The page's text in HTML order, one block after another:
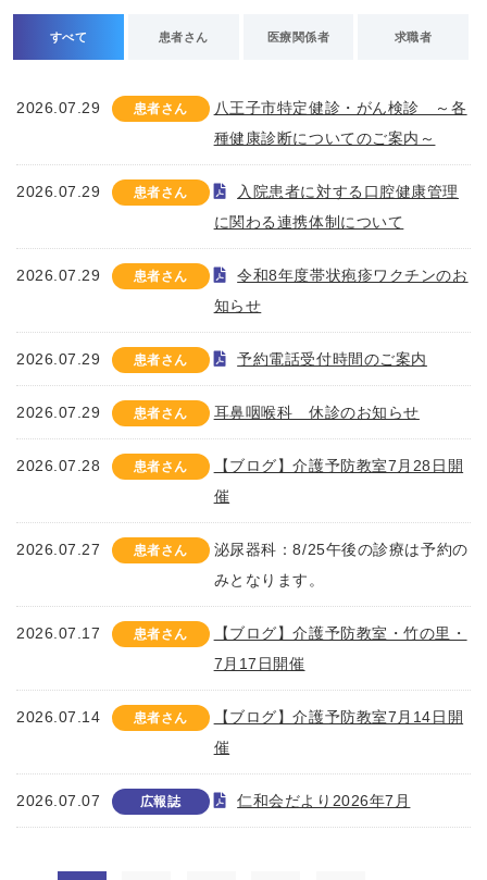
すべて 患者さん 医療関係者 求職者
2026.07.29 患者さん
八王子市特定健診・がん検診 ～各
種健康診断についてのご案内～
2026.07.29 患者さん
入院患者に対する口腔健康管理
に関わる連携体制について
2026.07.29 患者さん
令和8年度帯状疱疹ワクチンのお
知らせ
2026.07.29 患者さん 予約電話受付時間のご案内
2026.07.29 患者さん 耳鼻咽喉科 休診のお知らせ
2026.07.28 患者さん
【ブログ】介護予防教室7月28日開
催
2026.07.27 患者さん
泌尿器科：8/25午後の診療は予約の
みとなります。
2026.07.17 患者さん
【ブログ】介護予防教室・竹の里・
7月17日開催
2026.07.14 患者さん
【ブログ】介護予防教室7月14日開
催
2026.07.07 広報誌 仁和会だより2026年7月